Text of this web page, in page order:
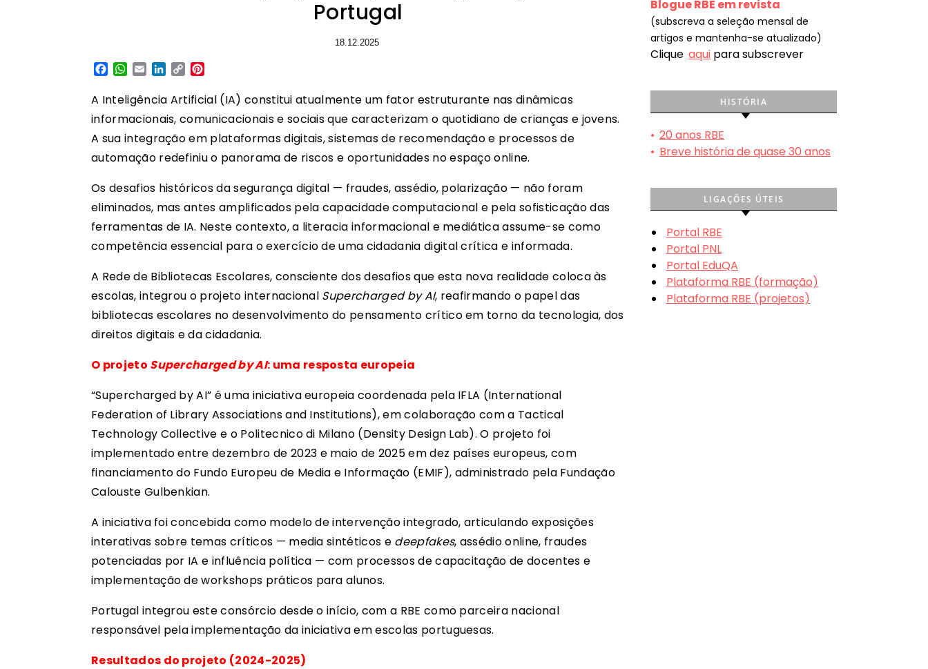
Portugal
18.12.2025
Facebook
WhatsApp
EmailLinkedIn
Copy
A Inteligência Artificial (IA) constitui atualmente um fator estruturante nas dinâmicas
informacionais, comunicacionais e sociais que caracterizam o quotidiano de crianças e jovens.
A sua integração em plataformas digitais, sistemas de recomendação e processos de
automação redefiniu o panorama de riscos e oportunidades no espaço online.
Os desafios históricos da segurança digital — fraudes, assédio, polarização — não foram
eliminados, mas antes amplificados pela capacidade computacional e pela sofisticação das
ferramentas de IA. Neste contexto, a literacia informacional e mediática assume-se como
competência essencial para o exercício de uma cidadania digital crítica e informada.
A Rede de Bibliotecas Escolares, consciente dos desafios que esta nova realidade coloca às
escolas, integrou o projeto internacional Supercharged by AI, reafirmando o papel das
bibliotecas escolares no desenvolvimento do pensamento crítico em torno da tecnologia, dos
direitos digitais e da cidadania.
O projeto Supercharged by AI: uma resposta europeia
“Supercharged by AI” é uma iniciativa europeia coordenada pela IFLA (International
Federation of Library Associations and Institutions), em colaboração com a Tactical
Technology Collective e o Politecnico di Milano (Density Design Lab). O projeto foi
implementado entre dezembro de 2023 e maio de 2025 em dez países europeus, com
financiamento do Fundo Europeu de Media e Informação (EMIF), administrado pela Fundação
Calouste Gulbenkian.
A iniciativa foi concebida como modelo de intervenção integrado, articulando exposições
interativas sobre temas críticos — media sintéticos e deepfakes, assédio online, fraudes
potenciadas por IA e influência política — com processos de capacitação de docentes e
implementação de workshops práticos para alunos.
Portugal integrou este consórcio desde o início, com a RBE como parceira nacional
responsável pela implementação da iniciativa em escolas portuguesas.
Resultados do projeto (2024-2025)
Blogue RBE em revista
(subscreva a seleção mensal de
artigos e mantenha-se atualizado)
Clique aqui para subscrever
HISTÓRIA
• 20 anos RBE
• Breve história de quase 30 anos
LIGAÇÕES ÚTEIS
Portal RBE
Portal PNL
Portal EduQA
Plataforma RBE (formação)
Plataforma RBE (projetos)